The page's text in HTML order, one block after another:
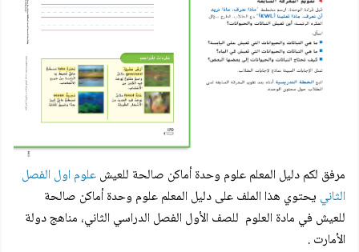
مرفق لكمدليل المعلم علوم وحدة أماكن صالحة للعيشعلوم اول الفصل
الثاني يحتوي هذا الملف علىدليل المعلم علوم وحدة أماكن صالحة
للعيشفي مادة العلوم للصف الأول الفصل الدراسي الثاني، مناهج دولة
الأمارت .